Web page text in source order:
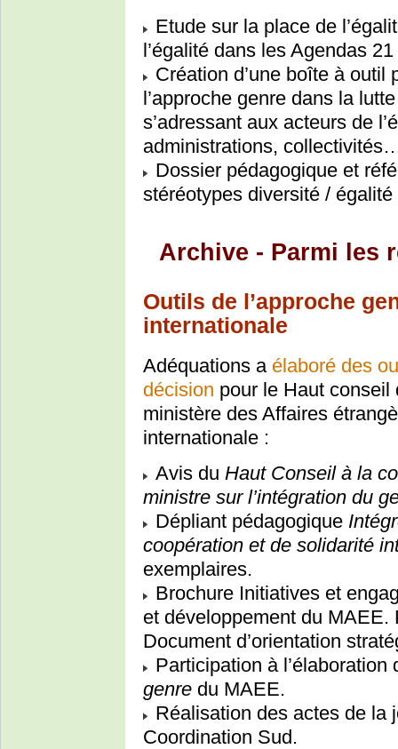
Etude sur la place de
l’égalité dans les Agendas
Création d’une boîte à outil
l’approche genre dans la
s’adressant aux acteurs de
administrations,
Dossier pédagogique et
stéréotypes diversité / égalité
Archive - Parmi les
Outils de l’approche
internationale
Adéquations a élaboré des
décision pour le Haut conseil
ministère des Affaires
internationale :
Avis du Haut Conseil à la
ministre sur l’intégration du
Dépliant pédagogique
coopération et de solidarité
exemplaires.
Brochure Initiatives et
et développement du MAEE.
Document d’orientation
Participation à l’élaboration
genre du MAEE.
Réalisation des actes de la
Coordination Sud.